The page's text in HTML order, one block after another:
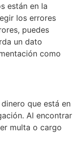
están en la
los errores
puedes
un dato
como
que está en
Al encontrar
multa o cargo